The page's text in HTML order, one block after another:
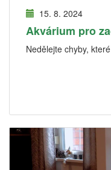
15. 8. 2024
Akvárium pro
Nedělejte chyby,